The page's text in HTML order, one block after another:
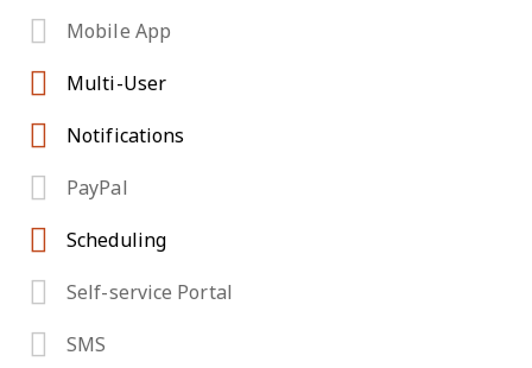
Mobile App
Multi-User
Notifications
PayPal
Scheduling
Self-service Portal
SMS